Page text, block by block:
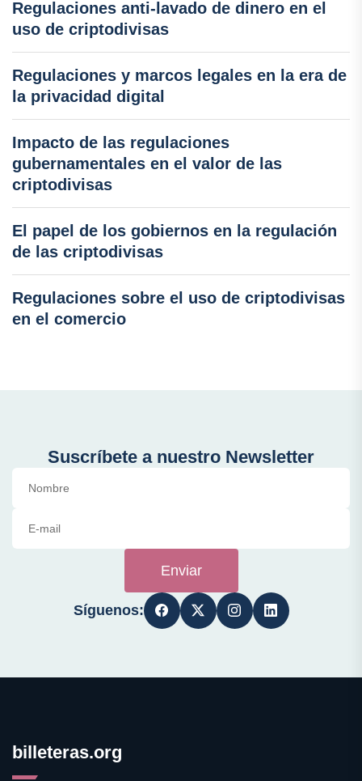
Regulaciones anti-lavado de dinero en el
uso de criptodivisas
Regulaciones y marcos legales en la era de
la privacidad digital
Impacto de las regulaciones
gubernamentales en el valor de las
criptodivisas
El papel de los gobiernos en la regulación
de las criptodivisas
Regulaciones sobre el uso de criptodivisas
en el comercio
Suscríbete a nuestro Newsletter
Enviar
Síguenos:
billeteras.org